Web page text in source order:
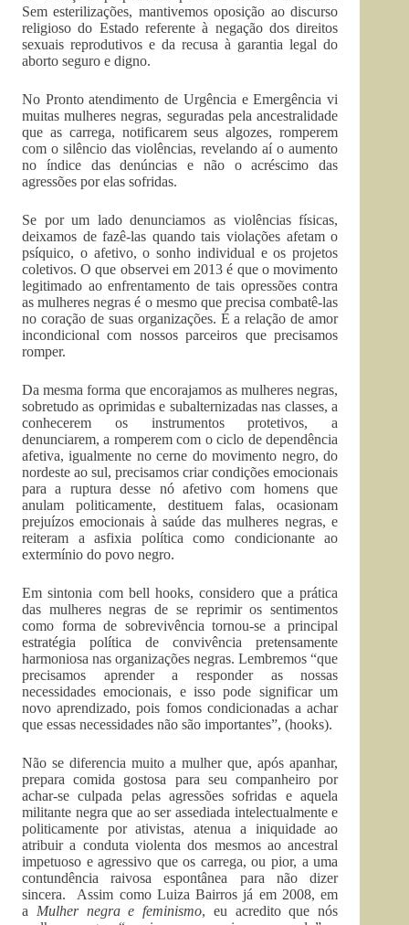
Sem esterilizações, mantivemos oposição ao discurso
religioso do Estado referente à negação dos direitos
sexuais reprodutivos e da recusa à garantia legal do
aborto seguro e digno.
No Pronto atendimento de Urgência e Emergência vi
muitas mulheres negras, seguradas pela ancestralidade
que as carrega, notificarem seus algozes, romperem
com o silêncio das violências, revelando aí o aumento
no índice das denúncias e não o acréscimo das
agressões por elas sofridas.
Se por um lado denunciamos as violências físicas,
deixamos de fazê-las quando tais violações afetam o
psíquico, o afetivo, o sonho individual e os projetos
coletivos. O que observei em 2013 é que o movimento
legitimado ao enfrentamento de tais opressões contra
as mulheres negras é o mesmo que precisa combatê-las
no coração de suas organizações. É a relação de amor
incondicional com nossos parceiros que precisamos
romper.
Da mesma forma que encorajamos as mulheres negras,
sobretudo as oprimidas e subalternizadas nas classes, a
conhecerem os instrumentos protetivos, a
denunciarem, a romperem com o ciclo de dependência
afetiva, igualmente no cerne do movimento negro, do
nordeste ao sul, precisamos criar condições emocionais
para a ruptura desse nó afetivo com homens que
anulam politicamente, destituem falas, ocasionam
prejuízos emocionais à saúde das mulheres negras, e
reiteram a asfixia política como condicionante ao
extermínio do povo negro.
Em sintonia com bell hooks, considero que a prática
das mulheres negras de se reprimir os sentimentos
como forma de sobrevivência tornou-se a principal
estratégia política de convivência pretensamente
harmoniosa nas organizações negras. Lembremos “que
precisamos aprender a responder as nossas
necessidades emocionais, e isso pode significar um
novo aprendizado, pois fomos condicionadas a achar
que essas necessidades não são importantes”, (hooks).
Não se diferencia muito a mulher que, após apanhar,
prepara comida gostosa para seu companheiro por
achar-se culpada pelas agressões sofridas e aquela
militante negra que ao ser assediada intelectualmente e
politicamente por ativistas, atenua a iniquidade ao
atribuir a conduta violenta dos mesmos ao ancestral
impetuoso e agressivo que os carrega, ou pior, a uma
contundência raivosa espontânea para não dizer
sincera. Assim como Luiza Bairros já em 2008, em
a Mulher negra e feminismo, eu acredito que nós